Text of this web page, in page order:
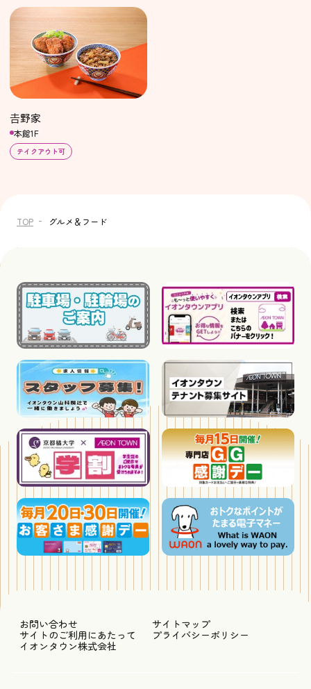
𠮷野家
本館1F
テイクアウト可
TOP グルメ＆フード
お問い合わせ
サイトマップ
サイトのご利用にあたって
プライバシーポリシー
イオンタウン株式会社